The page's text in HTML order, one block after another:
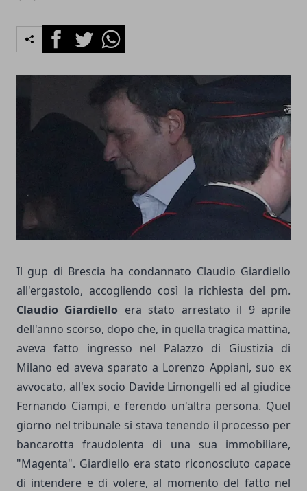
FacebookTwitterWhatsapp
Il gup di Brescia ha condannato Claudio Giardiello
all'ergastolo, accogliendo così la richiesta del pm.
Claudio Giardiello era stato arrestato il 9 aprile
dell'anno scorso, dopo che, in quella tragica mattina,
aveva fatto ingresso nel Palazzo di Giustizia di
Milano ed aveva sparato a Lorenzo Appiani, suo ex
avvocato, all'ex socio Davide Limongelli ed al giudice
Fernando Ciampi, e ferendo un'altra persona. Quel
giorno nel tribunale si stava tenendo il processo per
bancarotta fraudolenta di una sua immobiliare,
"Magenta". Giardiello era stato riconosciuto capace
di intendere e di volere, al momento del fatto nel